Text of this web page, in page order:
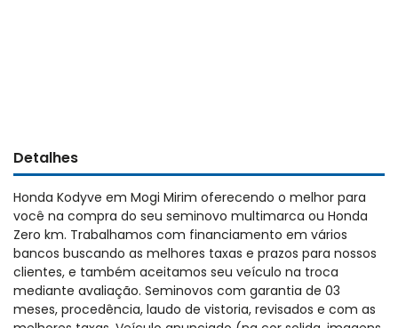
Detalhes
Honda Kodyve em Mogi Mirim oferecendo o melhor para
você na compra do seu seminovo multimarca ou Honda
Zero km. Trabalhamos com financiamento em vários
bancos buscando as melhores taxas e prazos para nossos
clientes, e também aceitamos seu veículo na troca
mediante avaliação. Seminovos com garantia de 03
meses, procedência, laudo de vistoria, revisados e com as